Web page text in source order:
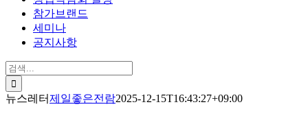
참가브랜드
세미나
공지사항
검
색:
뉴스레터제일좋은전람2025-12-15T16:43:27+09:00